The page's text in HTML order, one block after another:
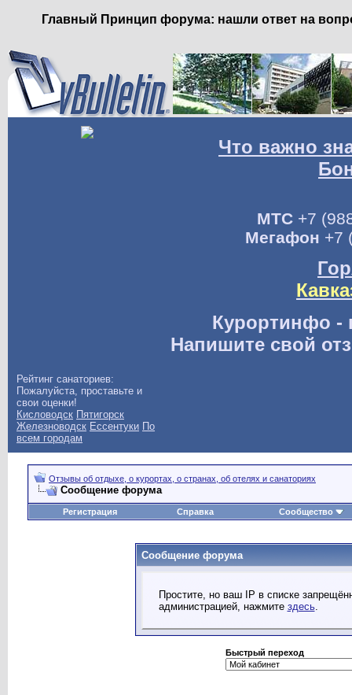
Главный Принцип форума: нашли ответ на
Что важно
МТС+7
Мегафон +7
Курортинфо -
Напишите свой
Рейтинг санаториев:
Пожалуйста, проставьте и
свои оценки!
Кисловодск Пятигорск
Железноводск Ессентуки По
всем городам
Отзывы об отдыхе, о курортах, о странах, об отелях и санаториях
Сообщение форума
Регистрация Справка Сообщество
Сообщение форума
Простите, но ваш IP в списке
администрацией, нажмите здесь.
Быстрый переход